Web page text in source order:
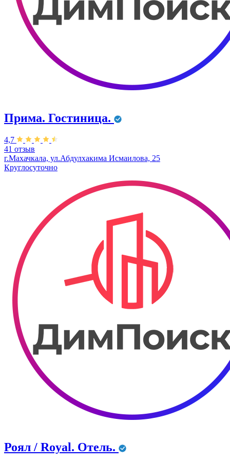
Прима. Гостиница.
4,7
41 отзыв
г.Махачкала, ул.Абдулхакима Исмаилова, 25
Круглосуточно
Роял / Royal. Отель.